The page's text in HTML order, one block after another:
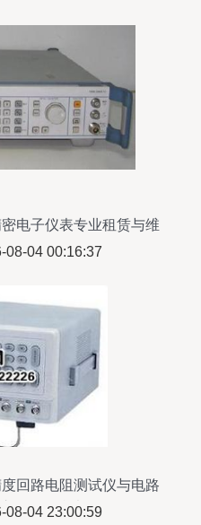
电子仪表专业租赁与维
略
08-04 00:16:37
回路电阻测试仪与电路
场报价参考
08-04 23:00:59